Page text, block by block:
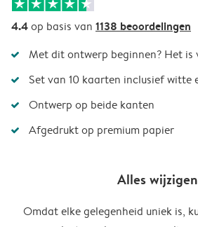
4.4op basis van 1138 beoordelingen
Met dit ontwerp beginnen? Het
Set van 10 kaarten inclusief witte
Ontwerp op beide kanten
Afgedrukt op premium papier
Alles wijzigen
Omdat elke gelegenheid uniek is,